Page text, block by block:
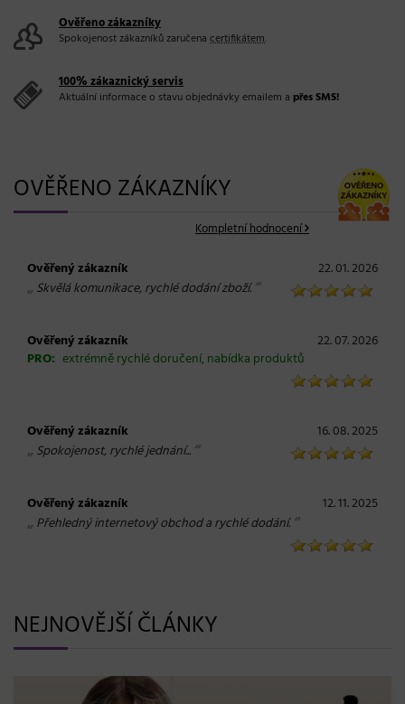
Ověřeno zákazníky
Spokojenost zákazníků zaručena certifikátem.
100% zákaznický servis
Aktuální informace o stavu objednávky emailem a přes SMS!
OVĚŘENO ZÁKAZNÍKY
Kompletní hodnocení
Ověřený zákazník 22. 01. 2026
„ Skvělá komunikace, rychlé dodání zboží.“
Ověřený zákazník
22. 07. 2026
PRO: extrémně rychlé doručení, nabídka produktů
Ověřený zákazník 16. 08. 2025
„ Spokojenost, rychlé jednání... “
Ověřený zákazník 12. 11. 2025
„ Přehledný internetový obchod a rychlé dodání.“
NEJNOVĚJŠÍ ČLÁNKY